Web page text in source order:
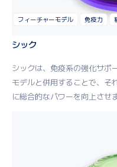
フィーチャーモデル 免疫力
シック
シックは、免疫系の強化サポ
モデルと併用することで、そ
に総合的なパワーを向上させ